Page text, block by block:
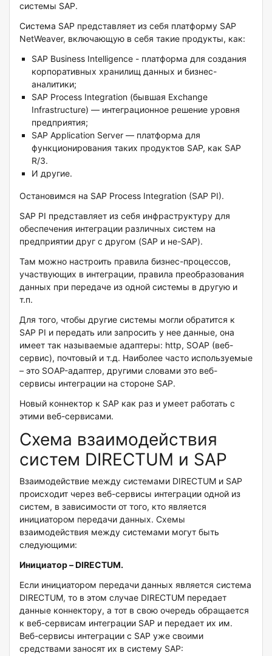
системы SAP.
Система SAP представляет из себя платформу SAP
NetWeaver, включающую в себя такие продукты, как:
SAP Business Intelligence - платформа для создания
корпоративных хранилищ данных и бизнес-
аналитики;
SAP Process Integration (бывшая Exchange
Infrastructure) — интеграционное решение уровня
предприятия;
SAP Application Server — платформа для
функционирования таких продуктов SAP, как SAP
R/3.
И другие.
Остановимся на SAP Process Integration (SAP PI).
SAP PI представляет из себя инфраструктуру для
обеспечения интеграции различных систем на
предприятии друг с другом (SAP и не-SAP).
Там можно настроить правила бизнес-процессов,
участвующих в интеграции, правила преобразования
данных при передаче из одной системы в другую и
т.п.
Для того, чтобы другие системы могли обратится к
SAP PI и передать или запросить у нее данные, она
имеет так называемые адаптеры: http, SOAP (веб-
сервис), почтовый и т.д. Наиболее часто используемые
– это SOAP-адаптер, другими словами это веб-
сервисы интеграции на стороне SAP.
Новый коннектор к SAP как раз и умеет работать с
этими веб-сервисами.
Схема взаимодействия
систем DIRECTUM и SAP
Взаимодействие между системами DIRECTUM и SAP
происходит через веб-сервисы интеграции одной из
систем, в зависимости от того, кто является
инициатором передачи данных. Схемы
взаимодействия между системами могут быть
следующими:
Инициатор –DIRECTUM.
Если инициатором передачи данных является система
DIRECTUM, то в этом случае DIRECTUM передает
данные коннектору, а тот в свою очередь обращается
к веб-сервисам интеграции SAP и передает их им.
Веб-сервисы интеграции с SAP уже своими
средствами заносят их в систему SAP: